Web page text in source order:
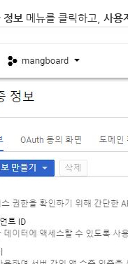
정보 메뉴를 클릭하고, 사용